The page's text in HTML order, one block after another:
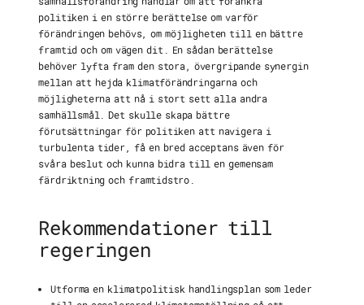
politiken i en större berättelse om varför
förändringen behövs, om möjligheten till en bättre
framtid och om vägen dit. En sådan berättelse
behöver lyfta fram den stora, övergripande synergin
mellan att hejda klimatförändringarna och
möjligheterna att nå i stort sett alla andra
samhällsmål. Det skulle skapa bättre
förutsättningar för politiken att navigera i
turbulenta tider, få en bred acceptans även för
svåra beslut och kunna bidra till en gemensam
färdriktning och framtidstro.
Rekommendationer till
regeringen
Utforma en klimatpolitisk handlingsplan som leder